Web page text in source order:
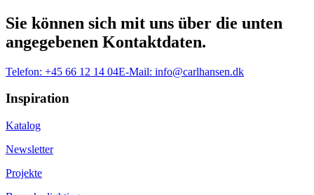
Sie können sich mit uns über die unten
angegebenen Kontaktdaten.
Telefon: +45 66 12 14 04E-Mail: info@carlhansen.dk
Inspiration
Katalog
Newsletter
Projekte